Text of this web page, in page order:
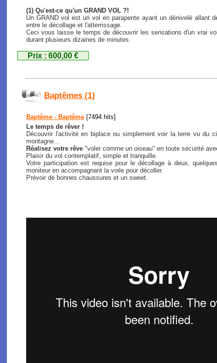
(1) Qu'est-ce qu'un GRAND VOL ?!
Un GRAND vol est un vol en parapente ayant un dénivelé allant
entre le décollage et l'atterrissage.
Ceci vous laisse le temps de découvrir les sensations d'un vrai
durant plusieurs dizaines de minutes.
Prix : 600,00 €
Baptêmes (1)
Baptême - Baptême [7494 hits]
Le temps de rêver !
Découvrir l'activité en biplace ou simplement voir la terre vu du
montagne...
Réalisez votre rêve "voler comme un oiseau" en toute sécurité
Plaisir du vol contemplatif, simple et tranquille.
Votre participation est requise pour le décollage à deux,
moniteur en accompagnant la voile pour décoller.
Prévoir de bonnes chaussures et un sweet.